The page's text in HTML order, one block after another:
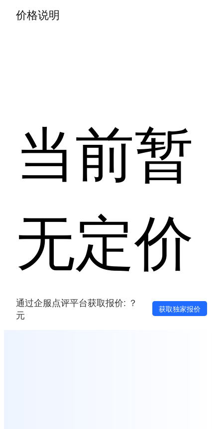
价格说明
当前暂
无定价
通过企服点评平台获取报价: ？
元
获取独家报价